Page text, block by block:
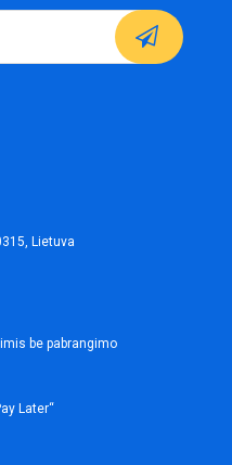
Lietuva
be pabrangimo
Later“